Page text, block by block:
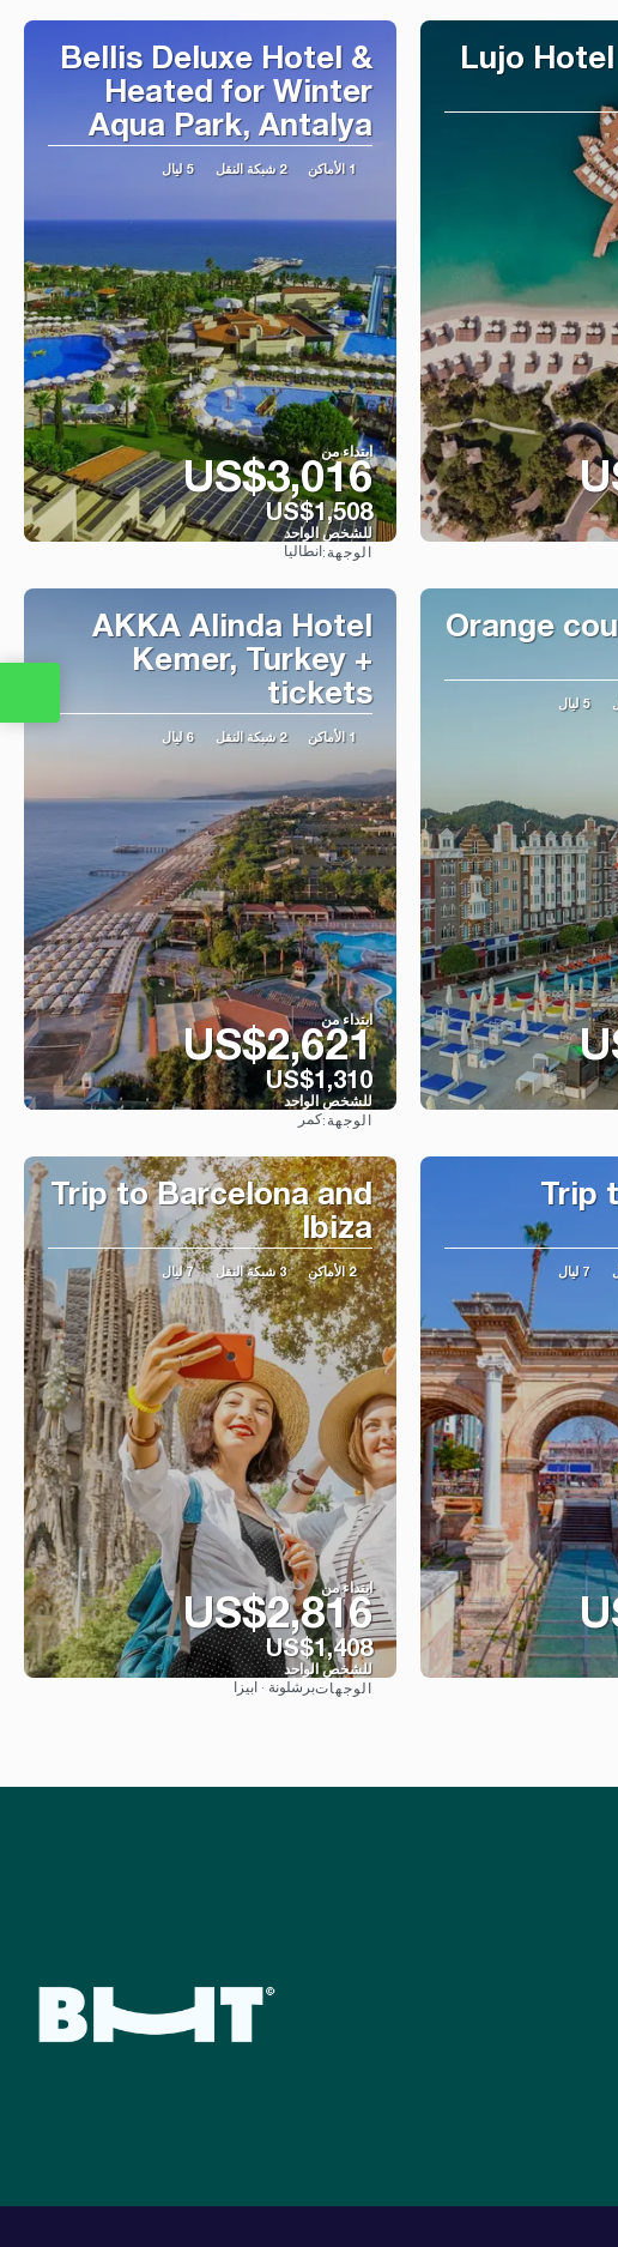
Lujo
Bellis Deluxe Hotel &
Heated for Winter
Aqua Park, Antalya
1 الأماكن 2 شبكة النقل 5 ليال
ابتداء من
US$3,016
US$1,508
للشخص الواحد
الوجهة: انطاليا
Orange
5 ليال
AKKA Alinda Hotel
Kemer, Turkey +
tickets
1 الأماكن 2 شبكة النقل 6 ليال
ابتداء من
US$2,621
US$1,310
للشخص الواحد
الوجهة:كمر
Trip
7 ليال
Trip to Barcelona and
Ibiza
2 الأماكن 3 شبكة النقل 7 ليال
ابتداء من
US$2,816
US$1,408
للشخص الواحد
الوجهاتبرشلونة · ابيزا